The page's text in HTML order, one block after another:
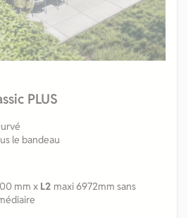
PLUS
le bandeau
mm x L2 maxi 6972mm sans